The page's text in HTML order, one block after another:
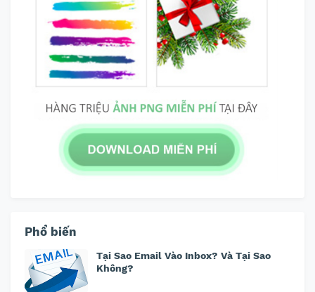
Phổ biến
Tại Sao Email Vào Inbox? Và Tại Sao
Không?